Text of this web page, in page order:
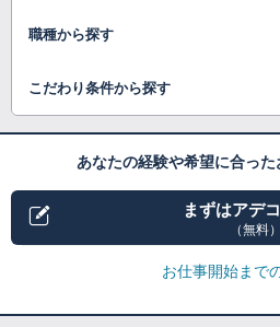
職種から探す
こだわり条件から探す
あなたの経験や希望に合っ
まずはアデ
（無料）
お仕事開始まで